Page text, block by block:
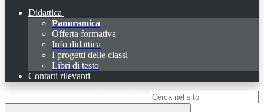
Didattica
Panoramica
Offerta formativa
Info didattica
I progetti delle classi
Libri di testo
Contatti rilevanti